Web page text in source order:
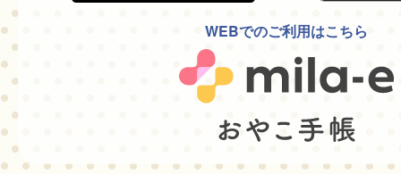
WEBでのご利用はこちら